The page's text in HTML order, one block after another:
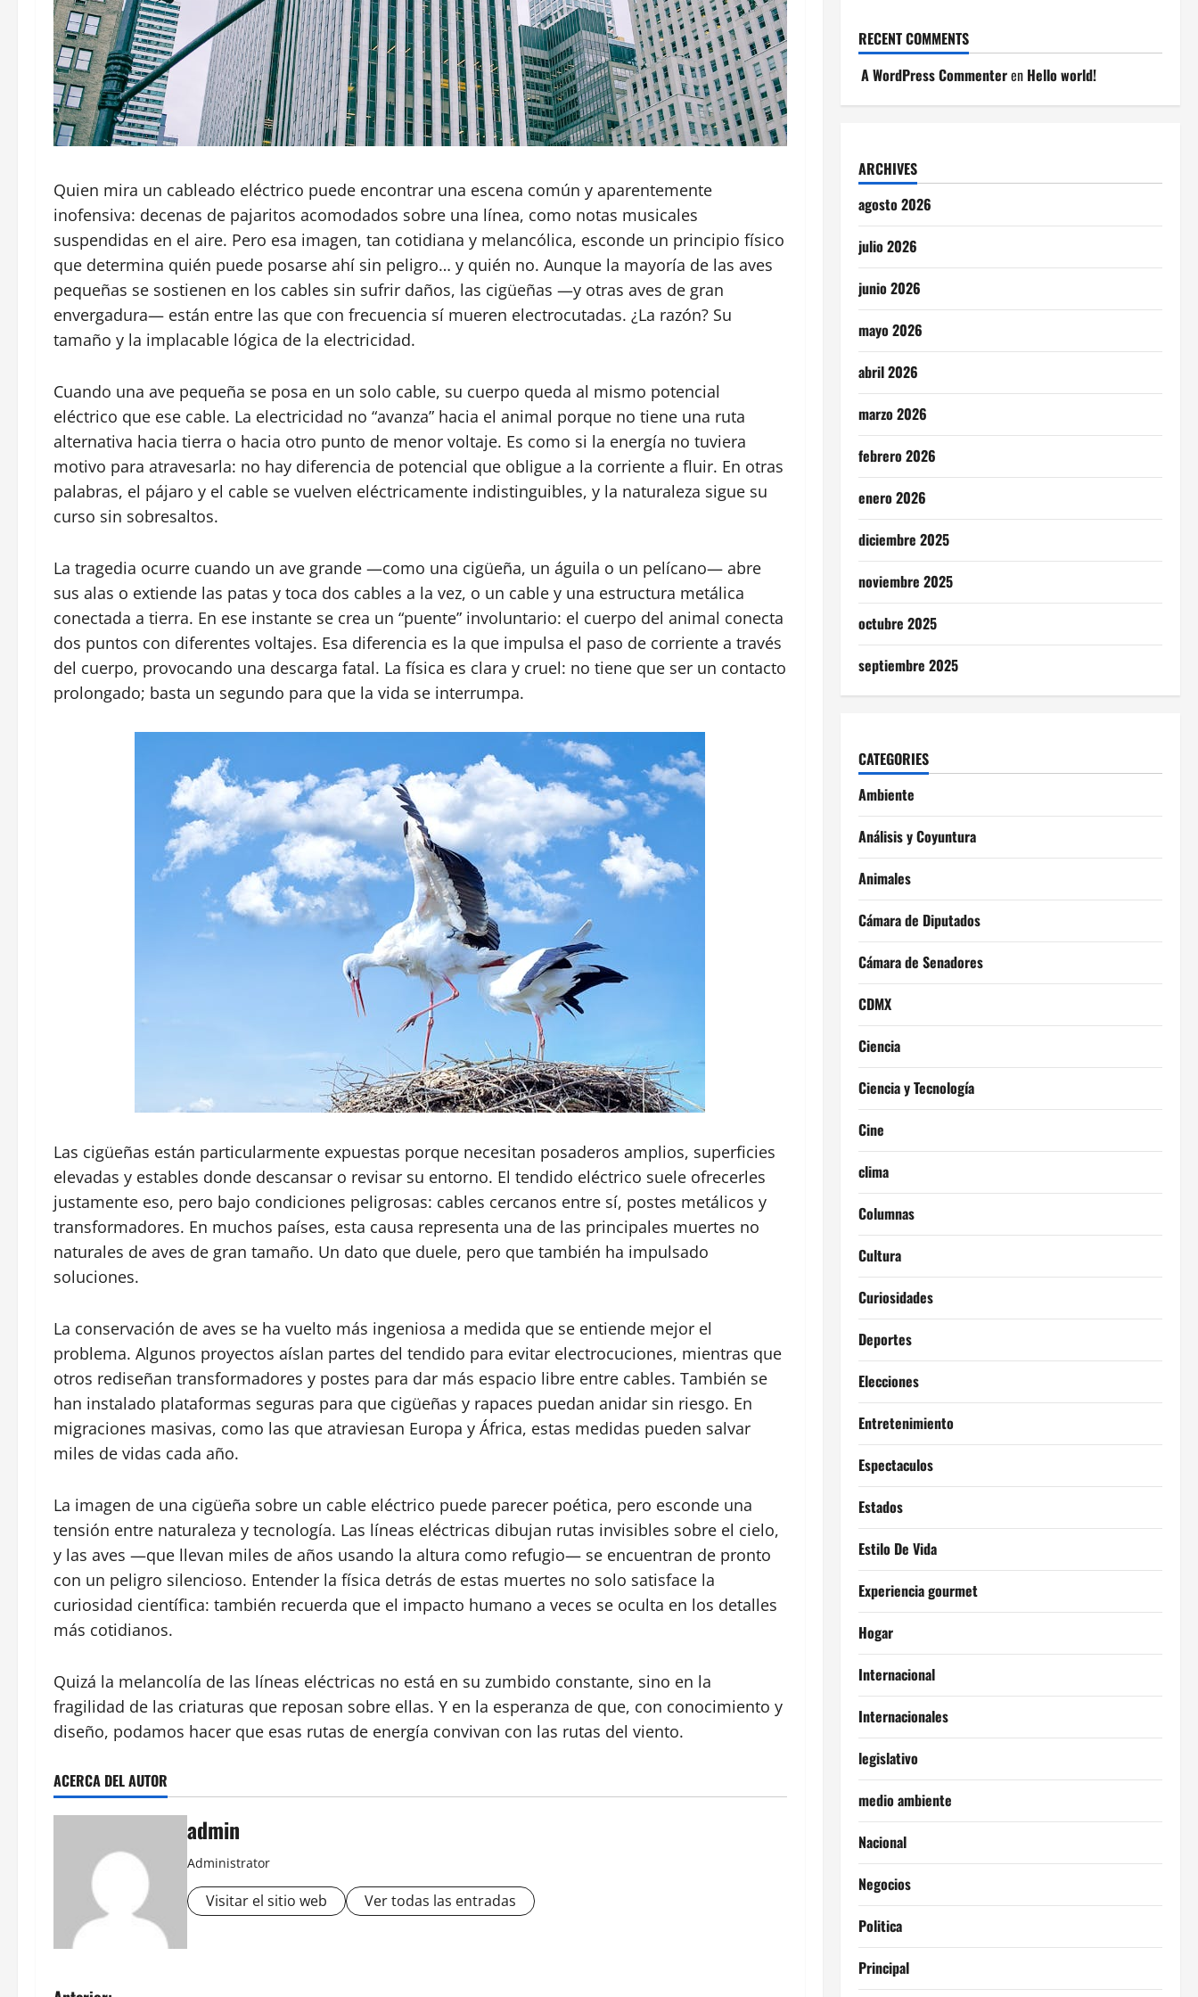
Quien mira un cableado eléctrico puede encontrar una escena común y aparentemente
inofensiva: decenas de pajaritos acomodados sobre una línea, como notas musicales
suspendidas en el aire. Pero esa imagen, tan cotidiana y melancólica, esconde un principio físico
que determina quién puede posarse ahí sin peligro… y quién no. Aunque la mayoría de las aves
pequeñas se sostienen en los cables sin sufrir daños, las cigüeñas —y otras aves de gran
envergadura— están entre las que con frecuencia sí mueren electrocutadas. ¿La razón? Su
tamaño y la implacable lógica de la electricidad.
Cuando una ave pequeña se posa en un solo cable, su cuerpo queda al mismo potencial
eléctrico que ese cable. La electricidad no “avanza” hacia el animal porque no tiene una ruta
alternativa hacia tierra o hacia otro punto de menor voltaje. Es como si la energía no tuviera
motivo para atravesarla: no hay diferencia de potencial que obligue a la corriente a fluir. En otras
palabras, el pájaro y el cable se vuelven eléctricamente indistinguibles, y la naturaleza sigue su
curso sin sobresaltos.
La tragedia ocurre cuando un ave grande —como una cigüeña, un águila o un pelícano— abre
sus alas o extiende las patas y toca dos cables a la vez, o un cable y una estructura metálica
conectada a tierra. En ese instante se crea un “puente” involuntario: el cuerpo del animal conecta
dos puntos con diferentes voltajes. Esa diferencia es la que impulsa el paso de corriente a través
del cuerpo, provocando una descarga fatal. La física es clara y cruel: no tiene que ser un contacto
prolongado; basta un segundo para que la vida se interrumpa.
Las cigüeñas están particularmente expuestas porque necesitan posaderos amplios, superficies
elevadas y estables donde descansar o revisar su entorno. El tendido eléctrico suele ofrecerles
justamente eso, pero bajo condiciones peligrosas: cables cercanos entre sí, postes metálicos y
transformadores. En muchos países, esta causa representa una de las principales muertes no
naturales de aves de gran tamaño. Un dato que duele, pero que también ha impulsado
soluciones.
La conservación de aves se ha vuelto más ingeniosa a medida que se entiende mejor el
problema. Algunos proyectos aíslan partes del tendido para evitar electrocuciones, mientras que
otros rediseñan transformadores y postes para dar más espacio libre entre cables. También se
han instalado plataformas seguras para que cigüeñas y rapaces puedan anidar sin riesgo. En
migraciones masivas, como las que atraviesan Europa y África, estas medidas pueden salvar
miles de vidas cada año.
La imagen de una cigüeña sobre un cable eléctrico puede parecer poética, pero esconde una
tensión entre naturaleza y tecnología. Las líneas eléctricas dibujan rutas invisibles sobre el cielo,
y las aves —que llevan miles de años usando la altura como refugio— se encuentran de pronto
con un peligro silencioso. Entender la física detrás de estas muertes no solo satisface la
curiosidad científica: también recuerda que el impacto humano a veces se oculta en los detalles
más cotidianos.
Quizá la melancolía de las líneas eléctricas no está en su zumbido constante, sino en la
fragilidad de las criaturas que reposan sobre ellas. Y en la esperanza de que, con conocimiento y
diseño, podamos hacer que esas rutas de energía convivan con las rutas del viento.
ACERCA DEL AUTOR
admin
Administrator
Visitar el sitio web Ver todas las entradas
RECENT COMMENTS
A WordPress Commenteren Hello world!
ARCHIVES
agosto 2026
julio 2026
junio 2026
mayo 2026
abril 2026
marzo 2026
febrero 2026
enero 2026
diciembre 2025
noviembre 2025
octubre 2025
septiembre 2025
CATEGORIES
Ambiente
Análisis y Coyuntura
Animales
Cámara de Diputados
Cámara de Senadores
CDMX
Ciencia
Ciencia y Tecnología
Cine
clima
Columnas
Cultura
Curiosidades
Deportes
Elecciones
Entretenimiento
Espectaculos
Estados
Estilo De Vida
Experiencia gourmet
Hogar
Internacional
Internacionales
legislativo
medio ambiente
Nacional
Negocios
Politica
Principal